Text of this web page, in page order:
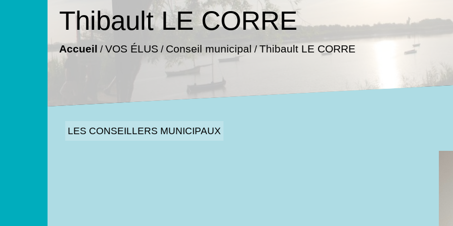
Thibault LE CORRE
Accueil /VOS ÉLUS / Conseil municipal /Thibault LE CORRE
LES CONSEILLERS MUNICIPAUX